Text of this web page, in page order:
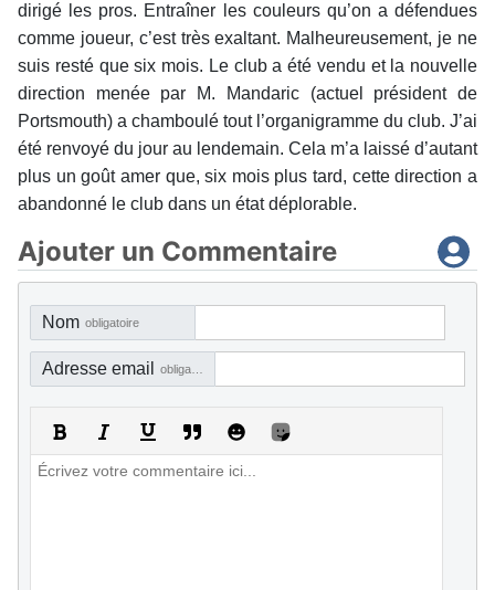
dirigé les pros. Entraîner les couleurs qu’on a défendues
comme joueur, c’est très exaltant. Malheureusement, je ne
suis resté que six mois. Le club a été vendu et la nouvelle
direction menée par M. Mandaric (actuel président de
Portsmouth) a chamboulé tout l’organigramme du club. J’ai
été renvoyé du jour au lendemain. Cela m’a laissé d’autant
plus un goût amer que, six mois plus tard, cette direction a
abandonné le club dans un état déplorable.
Ajouter un Commentaire
Nom obligatoire
Adresse email